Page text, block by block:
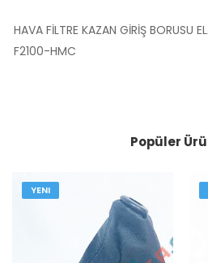
HAVA FİLTRE KAZAN GİRİŞ BORUSU
F2100-HMC
Popüler
YENI